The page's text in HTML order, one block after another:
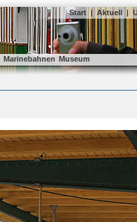
Start | Aktuell |
Marinebahnen Museum